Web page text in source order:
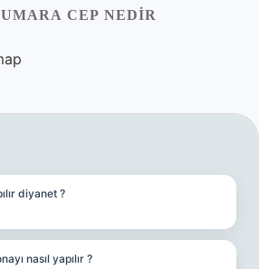
CEP NEDIR
diyanet ?
nasıl yapılır ?